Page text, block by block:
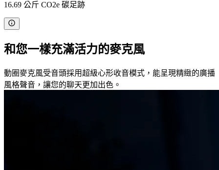
16.69 公斤 CO2e 碳足跡
和您一樣充滿活力的麥克風
動圈麥克風受音頭採用超級心形收音模式，能呈現精緻的廣播
風格聲音，讓您的聊天更加出色。